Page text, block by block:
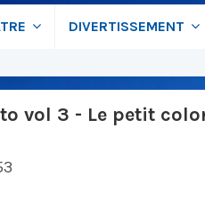
DIVERTISSEMENT
vol 3 - Le petit